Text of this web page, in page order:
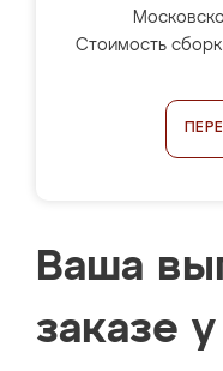
Стоимость
Ваша
заказе